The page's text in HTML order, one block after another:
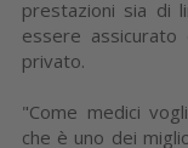
prestazioni sia di
essere
privato.
"Come medici
che è uno dei